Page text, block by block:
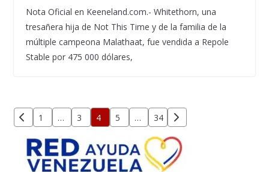
Nota Oficial en Keeneland.com.- Whitethorn, una
tresañera hija de Not This Time y de la familia de la
múltiple campeona Malathaat, fue vendida a Repole
Stable por 475 000 dólares,
Paginación
de
entradas
1 … 3 4 5 … 34